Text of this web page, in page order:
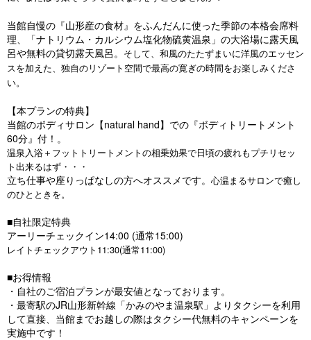
当館自慢の『山形産の食材』をふんだんに使った季節の本格会席料
理、「ナトリウム・カルシウム塩化物硫黄温泉」の大浴場に露天風
呂や無料の貸切露天風呂。 そして、和風のたたずまいに洋風のエッセン
スを加えた、独自のリゾート空間で最高の寛ぎの時間をお楽しみくださ
い。
【本プランの特典】
当館のボディサロン【natural hand】での『ボディトリートメント
60分』付！。
温泉入浴＋フットトリートメントの相乗効果で日頃の疲れもプチリセッ
ト出来るはず・・・
立ち仕事や座りっぱなしの方へオススメです。 心温まるサロンで癒し
のひとときを。
■自社限定特典
アーリーチェックイン14:00 (通常15:00)
レイトチェックアウト11:30(通常11:00)
■お得情報
・自社のご宿泊プランが最安値となっております。
・最寄駅のJR山形新幹線「かみのやま温泉駅」よりタクシーを利用
して直接、当館までお越しの際はタクシー代無料のキャンペーンを
実施中です！